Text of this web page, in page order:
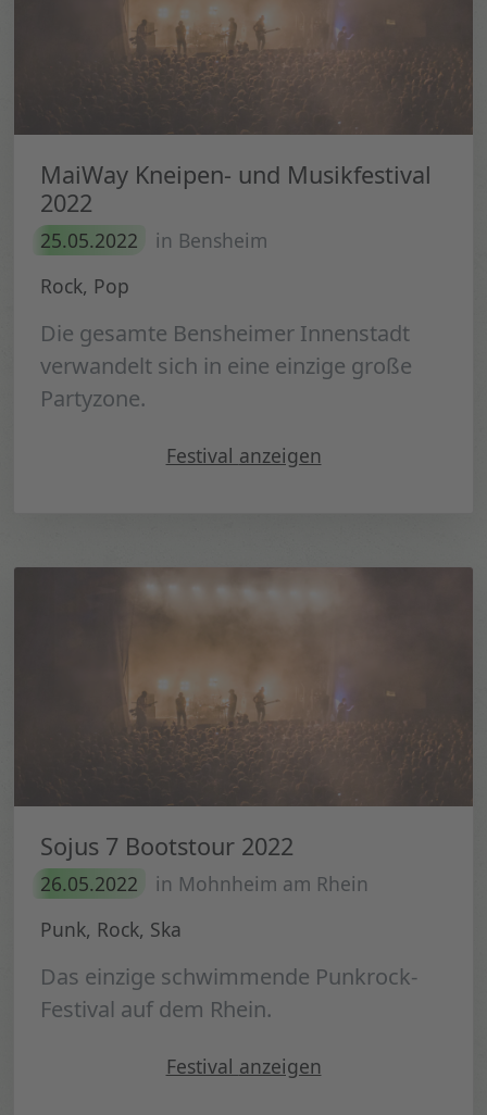
MaiWay Kneipen- und Musikfestival
2022
25.05.2022
in Bensheim
Rock, Pop
Die gesamte Bensheimer Innenstadt
verwandelt sich in eine einzige große
Partyzone.
Festival " MaiWay Kneipen- und
anzeigen
Sojus 7 Bootstour 2022
26.05.2022
in Mohnheim am Rhein
Punk, Rock, Ska
Das einzige schwimmende Punkrock-
Festival auf dem Rhein.
Festival "Sojus 7 Bootstour 2022"
anzeigen